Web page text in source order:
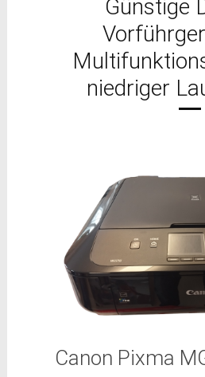
Günstige
niedriger
Canon Pixma